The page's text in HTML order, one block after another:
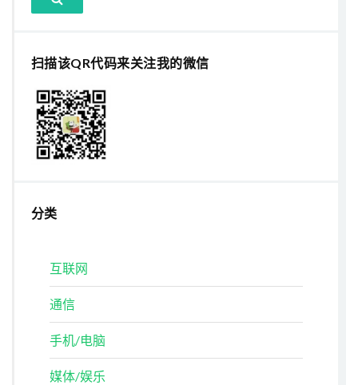
扫描该QR代码来关注我的微信
分类
互联网
通信
手机/电脑
媒体/娱乐